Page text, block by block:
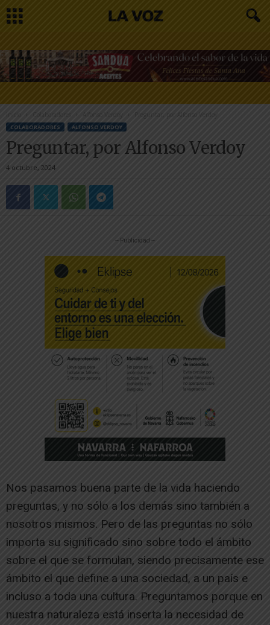
Inicio Colaboradores Alfonso Verdoy Preguntar, por Alfonso Verdoy
COLABORADORES ALFONSO VERDOY
Preguntar, por Alfonso Verdoy
4 octubre, 2024
-- Publicidad --
Nos pasamos buena parte de la vida haciendo
preguntas, y no sólo a los demás sino también a
nosotros mismos. Pero de las preguntas no sólo
importa su significado sino sobre todo el ámbito
sobre el que se formulan, siendo precisamente ese
ámbito el que define a una sociedad, a un país e
incluso a toda una cultura. Preguntamos porque en
nuestra naturaleza está inserta la necesidad de